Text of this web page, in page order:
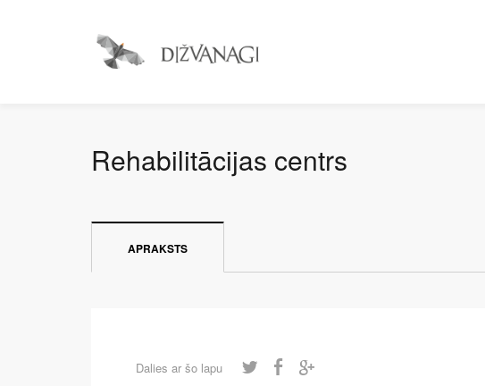
Rehabilitācijas centrs
APRAKSTS
Dalies ar šo lapu